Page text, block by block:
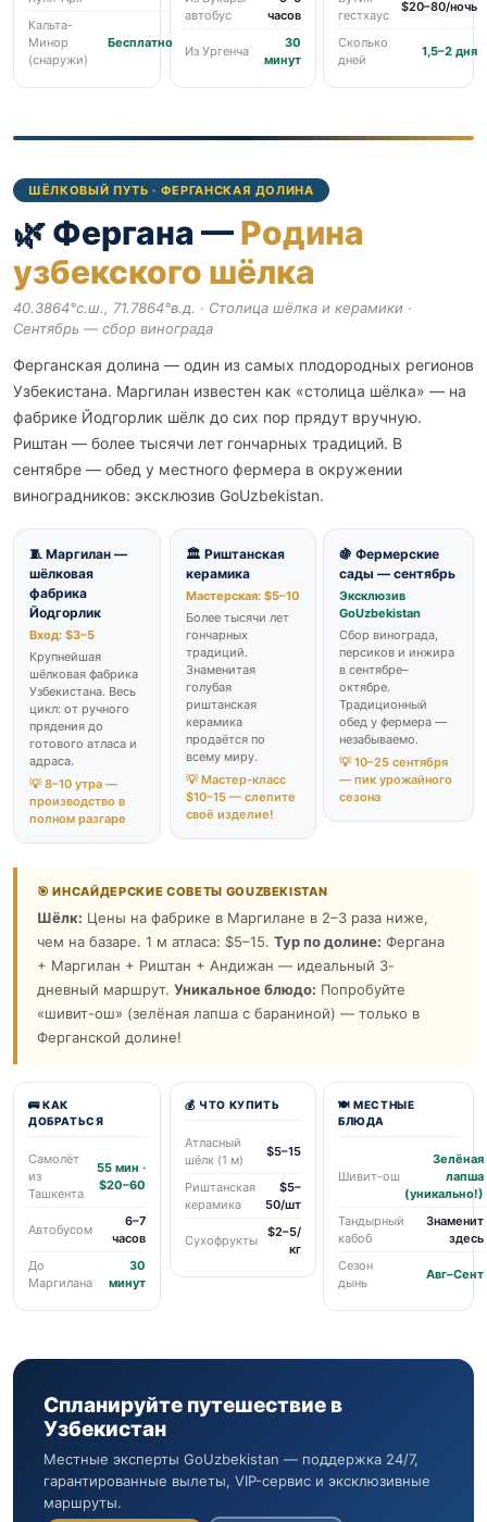
Кальта-
Минор
(снаружи)
Бесплатно
автобус
часов
Из Ургенча
30
минут
гестхаус
$20–80/ночь
Сколько
дней
1,5–2 дня
ШЁЛКОВЫЙ ПУТЬ · ФЕРГАНСКАЯ ДОЛИНА
🌿 Фергана —Родина
узбекского шёлка
40.3864°с.ш., 71.7864°в.д. · Столица шёлка и керамики ·
Сентябрь — сбор винограда
Ферганская долина — один из самых плодородных регионов
Узбекистана. Маргилан известен как «столица шёлка» — на
фабрике Йодгорлик шёлк до сих пор прядут вручную.
Риштан — более тысячи лет гончарных традиций. В
сентябре — обед у местного фермера в окружении
виноградников: эксклюзив GoUzbekistan.
🧵 Маргилан —
шёлковая
фабрика
Йодгорлик
Вход: $3–5
Крупнейшая
шёлковая фабрика
Узбекистана. Весь
цикл: от ручного
прядения до
готового атласа и
адраса.
💡 8–10 утра —
производство в
полном разгаре
🏛️ Риштанская
керамика
Мастерская: $5–10
Более тысячи лет
гончарных
традиций.
Знаменитая
голубая
риштанская
керамика
продаётся по
всему миру.
💡 Мастер-класс
$10–15 — слепите
своё изделие!
🍇 Фермерские
сады — сентябрь
Эксклюзив
GoUzbekistan
Сбор винограда,
персиков и инжира
в сентябре–
октябре.
Традиционный
обед у фермера —
незабываемо.
💡 10–25 сентября
— пик урожайного
сезона
🎯 ИНСАЙДЕРСКИЕ СОВЕТЫ GOUZBEKISTAN
Шёлк: Цены на фабрике в Маргилане в 2–3 раза ниже,
чем на базаре. 1 м атласа: $5–15. Тур по долине: Фергана
+ Маргилан + Риштан + Андижан — идеальный 3-
дневный маршрут. Уникальное блюдо: Попробуйте
«шивит-ош» (зелёная лапша с бараниной) — только в
Ферганской долине!
🚌 КАК
ДОБРАТЬСЯ
Самолёт
из
Ташкента
55 мин ·
$20–60
Автобусом
6–7
часов
До
Маргилана
30
минут
💰 ЧТО КУПИТЬ
Атласный
шёлк (1 м)
$5–15
Риштанская
керамика
$5–
50/шт
Сухофрукты
$2–5/
кг
🍽 МЕСТНЫЕ
БЛЮДА
Шивит-ош
Зелёная
лапша
(уникально!)
Тандырный
кабоб
Знаменит
здесь
Сезон
дынь
Авг–Сент
Спланируйте путешествие в
Узбекистан
Местные эксперты GoUzbekistan — поддержка 24/7,
гарантированные вылеты, VIP-сервис и эксклюзивные
маршруты.